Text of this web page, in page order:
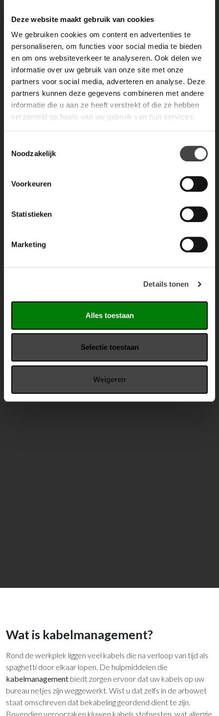
Deze website maakt gebruik van cookies
We gebruiken cookies om content en advertenties te
personaliseren, om functies voor social media te bieden
en om ons websiteverkeer te analyseren. Ook delen we
informatie over uw gebruik van onze site met onze
partners voor social media, adverteren en analyse. Deze
partners kunnen deze gegevens combineren met andere
informatie die u aan ze heeft verstrekt of die ze hebben
verzameld op basis van uw gebruik van hun services.
Noodzakelijk
Voorkeuren
Statistieken
Marketing
Details tonen
Alles toestaan
Selectie toestaan
Weigeren
Wat is kabelmanagement?
Rond de werkplek liggen veel kabels die na verloop van tijd als
spaghetti door elkaar lopen. De hulpmiddelen die
kabelmanagement biedt zorgen ervoor dat uw kabels op uw
bureau netjes zijn weggewerkt. Wist u dat zelfs in de arbowet
staat omschreven dat bekabeling geordend dient te zijn.
Bovendien veroorzaken kluwen kabels stofnesten, wat allergie